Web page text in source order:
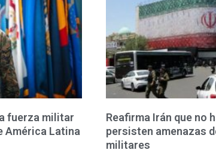
fuerza militar
América Latina
Reafirma Irán que no
persisten amenazas
militares